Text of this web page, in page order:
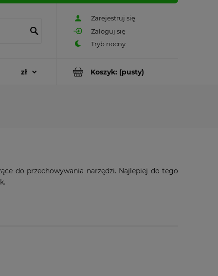
Zarejestruj się
Zaloguj się
Koszyk: (pusty)
do przechowywania narzędzi. Najlepiej do tego